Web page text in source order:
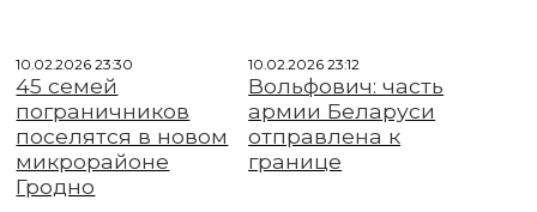
10.02.2026 23:30
45 семей
пограничников
поселятся в новом
микрорайоне
Гродно
10.02.2026 23:12
Вольфович: часть
армии Беларуси
отправлена к
границе